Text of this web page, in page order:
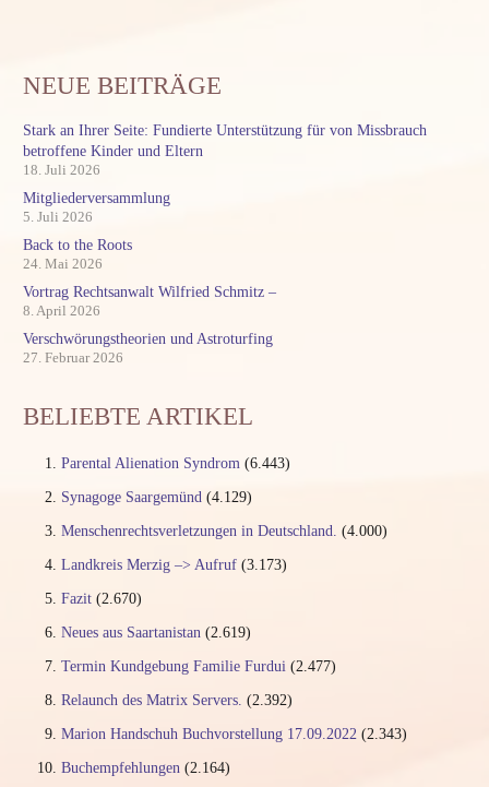
NEUE BEITRÄGE
Stark an Ihrer Seite: Fundierte Unterstützung für von Missbrauch
betroffene Kinder und Eltern
18. Juli 2026
Mitgliederversammlung
5. Juli 2026
Back to the Roots
24. Mai 2026
Vortrag Rechtsanwalt Wilfried Schmitz –
8. April 2026
Verschwörungstheorien und Astroturfing
27. Februar 2026
BELIEBTE ARTIKEL
Parental Alienation Syndrom (6.443)
Synagoge Saargemünd (4.129)
Menschenrechtsverletzungen in Deutschland. (4.000)
Landkreis Merzig –> Aufruf (3.173)
Fazit (2.670)
Neues aus Saartanistan (2.619)
Termin Kundgebung Familie Furdui (2.477)
Relaunch des Matrix Servers. (2.392)
Marion Handschuh Buchvorstellung 17.09.2022 (2.343)
Buchempfehlungen (2.164)